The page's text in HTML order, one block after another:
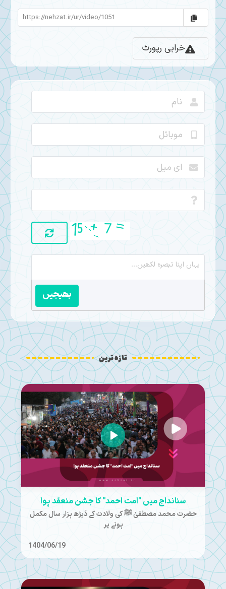
خرابی رپورٹ
بھیجیں
تازہ ترین
سنانداج میں "امت احمد" کا جشن منعقد ہوا
حضرت محمد مصطفیٰ ﷺ کی ولادت کے ڈیڑھ ہزار سال مکمل
ہونے پر
1404/06/19